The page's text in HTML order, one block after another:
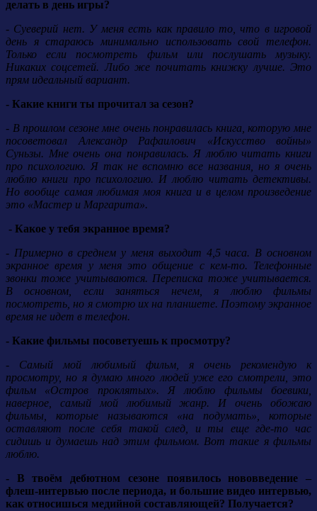
делать в день игры?
- Суеверий нет. У меня есть как правило то, что в игровой
день я стараюсь минимально использовать свой телефон.
Только если посмотреть фильм или послушать музыку.
Никаких соцсетей. Либо же почитать книжку лучше. Это
прям идеальный вариант.
- Какие книги ты прочитал за сезон?
- В прошлом сезоне мне очень понравилась книга, которую мне
посоветовал Александр Рафаилович «Искусство войны»
Суньзы. Мне очень она понравилась. Я люблю читать книги
про психологию. Я так не вспомню все названия, но я очень
люблю книги про психологию. И люблю читать детективы.
Но вообще самая любимая моя книга и в целом произведение
это «Мастер и Маргарита».
- Какое у тебя экранное время?
- Примерно в среднем у меня выходит 4,5 часа. В основном
экранное время у меня это общение с кем-то. Телефонные
звонки тоже учитываются. Переписка тоже учитывается.
В основном, если заняться нечем, я люблю фильмы
посмотреть, но я смотрю их на планшете. Поэтому экранное
время не идет в телефон.
- Какие фильмы посоветуешь к просмотру?
- Самый мой любимый фильм, я очень рекомендую к
просмотру, но я думаю много людей уже его смотрели, это
фильм «Остров проклятых». Я люблю фильмы боевики,
наверное, самый мой любимый жанр. И очень обожаю
фильмы, которые называются «на подумать», которые
оставляют после себя такой след, и ты еще где-то час
сидишь и думаешь над этим фильмом. Вот такие я фильмы
люблю.
- В твоём дебютном сезоне появилось нововведение –
флеш-интервью после периода, и большие видео интервью,
как относишься медийной составляющей? Получается?